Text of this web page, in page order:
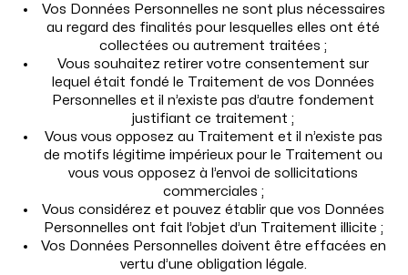
Vos Données Personnelles ne sont plus nécessaires
au regard des finalités pour lesquelles elles ont été
collectées ou autrement traitées ;
Vous souhaitez retirer votre consentement sur
lequel était fondé le Traitement de vos Données
Personnelles et il n’existe pas d’autre fondement
justifiant ce traitement ;
Vous vous opposez au Traitement et il n’existe pas
de motifs légitime impérieux pour le Traitement ou
vous vous opposez à l’envoi de sollicitations
commerciales ;
Vous considérez et pouvez établir que vos Données
Personnelles ont fait l’objet d’un Traitement illicite ;
Vos Données Personnelles doivent être effacées en
vertu d’une obligation légale.